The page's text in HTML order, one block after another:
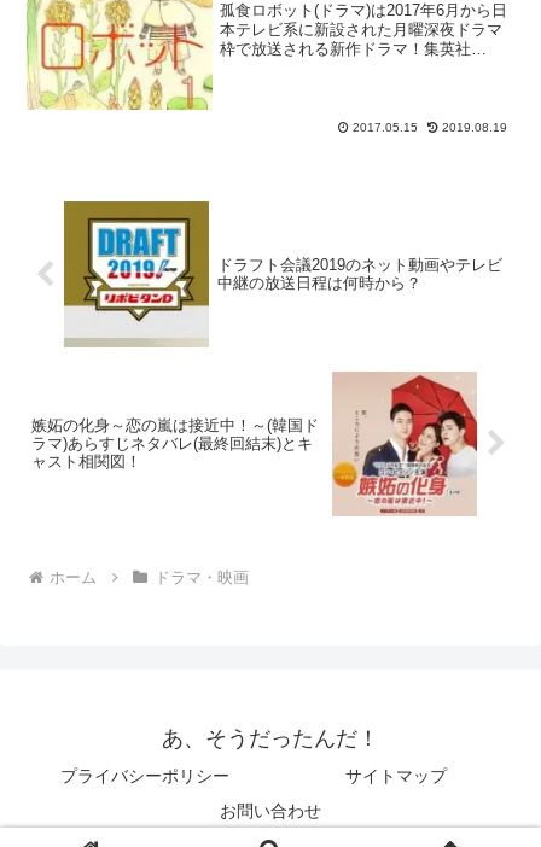
孤食ロボット(ドラマ)は2017年6月から日
本テレビ系に新設された月曜深夜ドラマ
枠で放送される新作ドラマ！集英社
也さん・八乙女... 2017.05.15 2019.08.19
ドラフト会議2019のネット動画やテレビ
中継の放送日程は何時から？
嫉妬の化身～恋の嵐は接近中！～(韓国ド
ラマ)あらすじネタバレ(最終回結末)とキ
ャスト相関図！
ホーム ドラマ・映画
あ、そうだったんだ！
プライバシーポリシー
サイトマップ
お問い合わせ